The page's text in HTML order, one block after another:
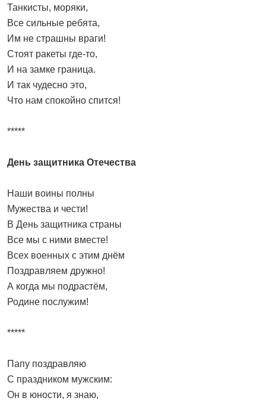
Танкисты, моряки,
Все сильные ребята,
Им не страшны враги!
Стоят ракеты где-то,
И на замке граница.
И так чудесно это,
Что нам спокойно спится!
*****
День защитника Отечества
Наши воины полны
Мужества и чести!
В День защитника страны
Все мы с ними вместе!
Всех военных с этим днём
Поздравляем дружно!
А когда мы подрастём,
Родине послужим!
*****
Папу поздравляю
С праздником мужским:
Он в юности, я знаю,